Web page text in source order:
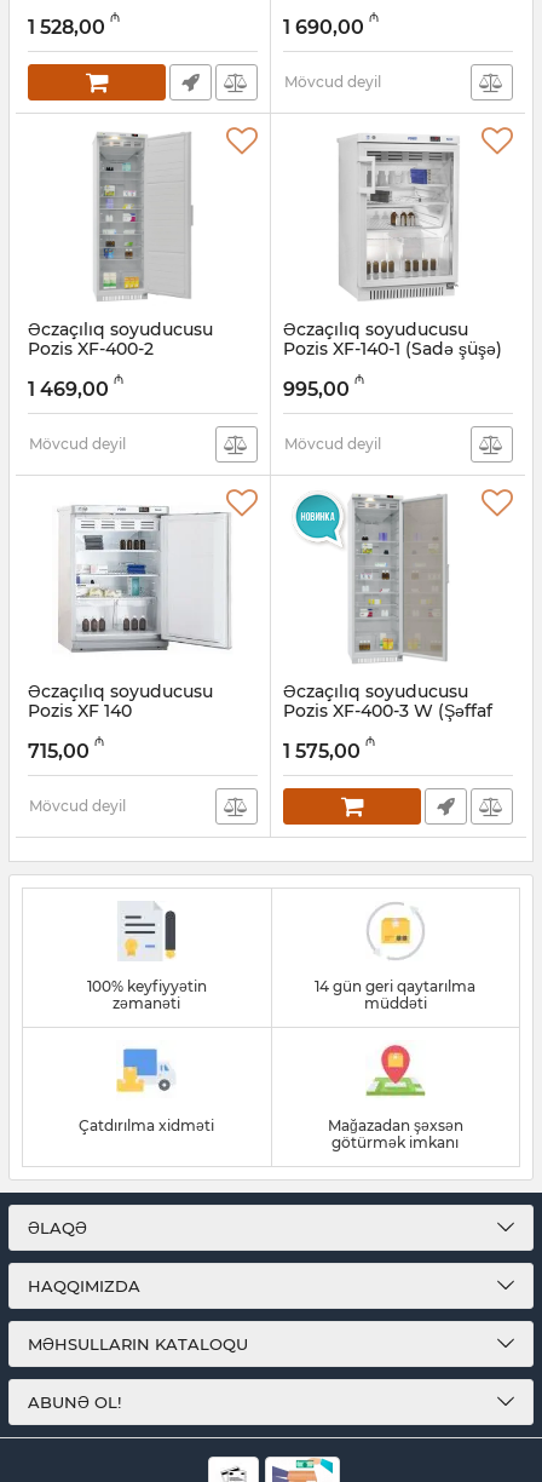
005057990
1 528,00 ₼
Artikul: 005058028
1 690,00 ₼
Mövcud deyil
Əczaçılıq soyuducusu
Pozis XF-400-2
005057988
1 469,00 ₼
Mövcud deyil
Əczaçılıq soyuducusu
Pozis XF-140-1 (Sadə şüşə)
005057987
995,00 ₼
Mövcud deyil
Əczaçılıq soyuducusu
Pozis XF 140
005057986
715,00 ₼
Mövcud deyil
Əczaçılıq soyuducusu
Pozis XF-400-3 W (Şəffaf
Artikul: 005057989
1 575,00 ₼
100% keyfiyyətin
zəmanəti
14 gün geri qaytarılma
müddəti
Çatdırılma xidməti
Mağazadan şəxsən
götürmək imkanı
ƏLAQƏ
HAQQIMIZDA
MƏHSULLARIN KATALOQU
ABUNƏ OL!